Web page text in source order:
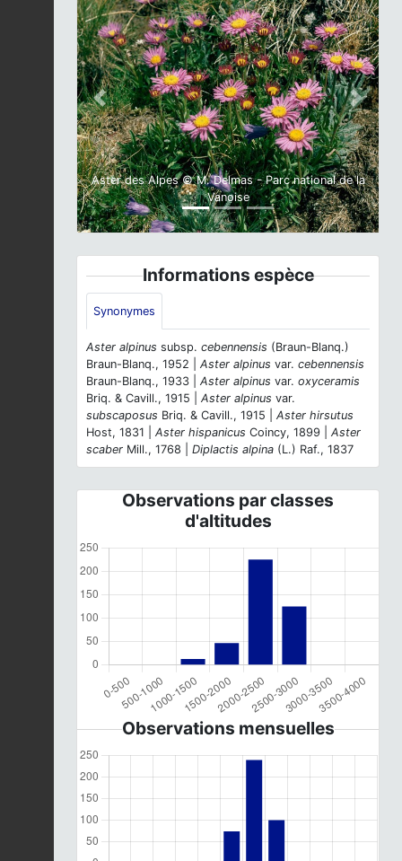
Aster des Alpes © M. Delmas - Parc national de la
Vanoise
Previous Next
Informations espèce
Synonymes
Aster alpinus subsp. cebennensis (Braun-Blanq.)
Braun-Blanq., 1952 | Aster alpinus var. cebennensis
Braun-Blanq., 1933 | Aster alpinus var. oxyceramis
Briq. & Cavill., 1915 | Aster alpinus var.
subscaposus Briq. & Cavill., 1915 | Aster hirsutus
Host, 1831 | Aster hispanicus Coincy, 1899 | Aster
scaber Mill., 1768 | Diplactis alpina (L.) Raf., 1837
Observations par classes
d'altitudes
Observations mensuelles